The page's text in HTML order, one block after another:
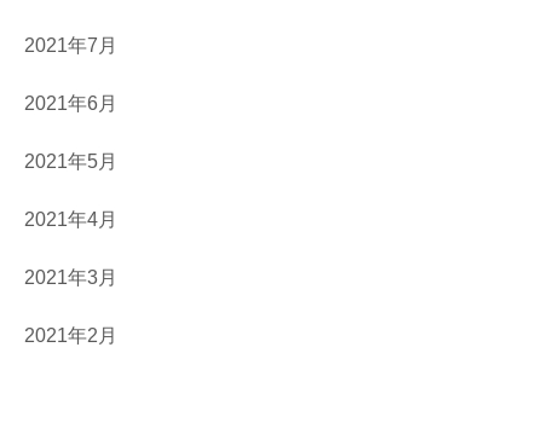
2021年7月
2021年6月
2021年5月
2021年4月
2021年3月
2021年2月